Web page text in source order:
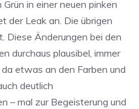
in einer neuen pinken
der Leak an. Die übrigen
Diese Änderungen bei den
durchaus plausibel, immer
etwas an den Farben und
deutlich
– mal zur Begeisterung und